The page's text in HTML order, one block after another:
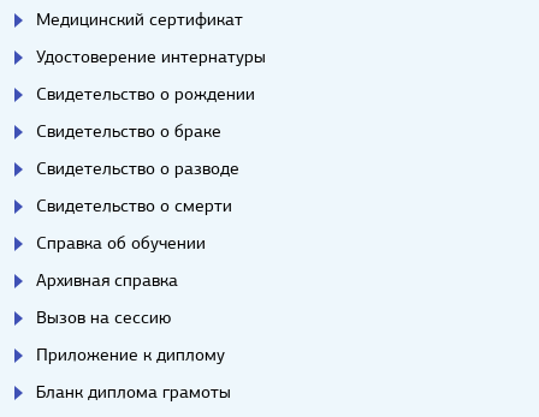
Медицинский сертификат
Удостоверение интернатуры
Свидетельство о рождении
Свидетельство о браке
Свидетельство о разводе
Свидетельство о смерти
Справка об обучении
Архивная справка
Вызов на сессию
Приложение к диплому
Бланк диплома грамоты